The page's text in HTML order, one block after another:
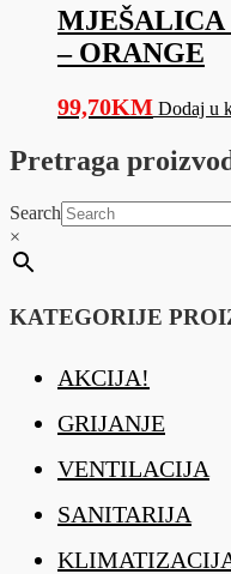
MJEŠALICA
– ORANGE
99,70KM Dodaj u
Pretraga
Search
×
KATEGORIJE
AKCIJA!
GRIJANJE
VENTILACIJA
SANITARIJA